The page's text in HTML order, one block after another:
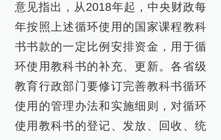
意见指出，从2018年起，中央财政每
年按照上述循环使用的国家课程教科
书书款的一定比例安排资金，用于循
环使用教科书的补充、更新。各省级
教育行政部门要修订完善教科书循环
使用的管理办法和实施细则，对循环
使用教科书的登记、发放、回收、统